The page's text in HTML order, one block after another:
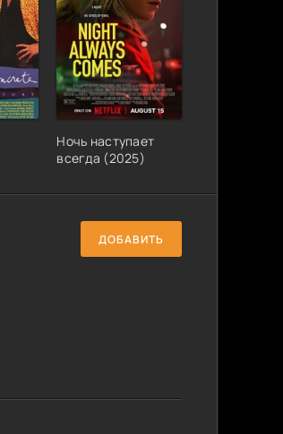
Ночь наступает
всегда (2025)
ДОБАВИТЬ